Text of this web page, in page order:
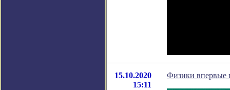
15.10.2020
15:11
Физики впервые